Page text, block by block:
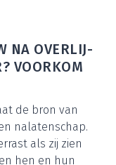
NA OVER­LIJ­
VOOR­KOM
de bron van
nala­ten­schap.
als zij zien
hen en hun